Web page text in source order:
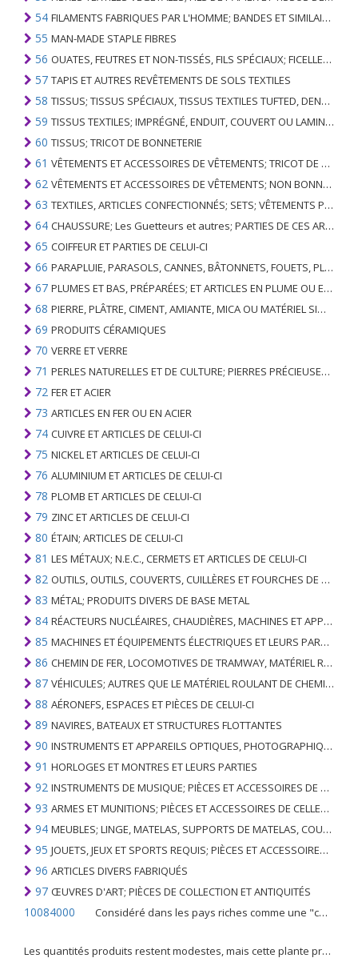
54 FILAMENTS FABRIQUES PAR L'HOMME; BANDES ET SIMILAIRES DE MATIERES TEXTILES SYNTHETIQUES
55 MAN-MADE STAPLE FIBRES
56 OUATES, FEUTRES ET NON-TISSÉS, FILS SPÉCIAUX; FICELLES, CORDES, CORDES, CÂBLES ET ARTICLES ASSOCIÉS
57 TAPIS ET AUTRES REVÊTEMENTS DE SOLS TEXTILES
58 TISSUS; TISSUS SPÉCIAUX, TISSUS TEXTILES TUFTED, DENTELLE, TAPISSERIES, GARNITURES, BRODERIES
59 TISSUS TEXTILES; IMPRÉGNÉ, ENDUIT, COUVERT OU LAMINÉ; ARTICLES TEXTILES D'UN TYPE ADAPTÉ À L'USAGE INDUSTRIEL
60 TISSUS; TRICOT DE BONNETERIE
61 VÊTEMENTS ET ACCESSOIRES DE VÊTEMENTS; TRICOT DE BONNETERIE
62 VÊTEMENTS ET ACCESSOIRES DE VÊTEMENTS; NON BONNETERIE
63 TEXTILES, ARTICLES CONFECTIONNÉS; SETS; VÊTEMENTS PORTÉS ET ARTICLES TEXTILES USÉS; RAGS
64 CHAUSSURE; Les Guetteurs et autres; PARTIES DE CES ARTICLES
65 COIFFEUR ET PARTIES DE CELUI-CI
66 PARAPLUIE, PARASOLS, CANNES, BÂTONNETS, FOUETS, PLANTES DE CONDUITE; ET LEURS PARTIES
67 PLUMES ET BAS, PRÉPARÉES; ET ARTICLES EN PLUME OU EN BAS; FLEURS ARTIFICIELLES; ARTICLES DE CHEVEUX HUMAINS
68 PIERRE, PLÂTRE, CIMENT, AMIANTE, MICA OU MATÉRIEL SIMILAIRE; ARTICLES DE CELUI-CI
69 PRODUITS CÉRAMIQUES
70 VERRE ET VERRE
71 PERLES NATURELLES ET DE CULTURE; PIERRES PRÉCIEUSES, SEMI-PRÉCIEUSES; MÉTAUX PRÉCIEUX, PLAQUÉS OU DOUBLÉS DE MÉTAUX PRÉCIEUX ET OUVRAGES EN CES MATIÈRES; IMITATION BIJOUTERIE; PIÈCE DE MONNAIE
72 FER ET ACIER
73 ARTICLES EN FER OU EN ACIER
74 CUIVRE ET ARTICLES DE CELUI-CI
75 NICKEL ET ARTICLES DE CELUI-CI
76 ALUMINIUM ET ARTICLES DE CELUI-CI
78 PLOMB ET ARTICLES DE CELUI-CI
79 ZINC ET ARTICLES DE CELUI-CI
80 ÉTAIN; ARTICLES DE CELUI-CI
81 LES MÉTAUX; N.E.C., CERMETS ET ARTICLES DE CELUI-CI
82 OUTILS, OUTILS, COUVERTS, CUILLÈRES ET FOURCHES DE MÉTAUX DE BASE; PARTIES DE CELLES-CI, EN METAL DE BASE
83 MÉTAL; PRODUITS DIVERS DE BASE METAL
84 RÉACTEURS NUCLÉAIRES, CHAUDIÈRES, MACHINES ET APPAREILS MÉCANIQUES; PARTIES DE CELLES-CI
85 MACHINES ET ÉQUIPEMENTS ÉLECTRIQUES ET LEURS PARTIES; ENREGISTREURS ET REPRODUCTEURS SONORES; APPAREILS D'ENREGISTREMENT OU DE REPRODUCTION DES IMAGES ET DU SON EN TÉLÉVISION, PIÈCES ET ACCESSOIRES DE TELS ARTICLES
86 CHEMIN DE FER, LOCOMOTIVES DE TRAMWAY, MATÉRIEL ROULANT ET LEURS PARTIES; RACCORDS DE CHEMIN DE FER OU DE TRAMWAY ET RACCORDS ET PIÈCES DE CELLES-CI; ÉQUIPEMENT DE SIGNALISATION DE TRAFIC MÉCANIQUE (Y COMPRIS ÉLECTRO-MÉCANIQUE) DE TOUS TYPES
87 VÉHICULES; AUTRES QUE LE MATÉRIEL ROULANT DE CHEMIN DE FER OU DE TRAMWAY, ET LEURS PIÈCES ET ACCESSOIRES
88 AÉRONEFS, ESPACES ET PIÈCES DE CELUI-CI
89 NAVIRES, BATEAUX ET STRUCTURES FLOTTANTES
90 INSTRUMENTS ET APPAREILS OPTIQUES, PHOTOGRAPHIQUES, CINÉMATOGRAPHIQUES, DE MESURE, DE CONTRÔLE, DE MÉDECINE OU DE CHIRURGIE; PIÈCES ET ACCESSOIRES
91 HORLOGES ET MONTRES ET LEURS PARTIES
92 INSTRUMENTS DE MUSIQUE; PIÈCES ET ACCESSOIRES DE TELS ARTICLES
93 ARMES ET MUNITIONS; PIÈCES ET ACCESSOIRES DE CELLES-CI
94 MEUBLES; LINGE, MATELAS, SUPPORTS DE MATELAS, COUSSINS ET AMEUBLEMENT SIMILAIRE FARCI; LAMPES ET RACCORDS D'ÉCLAIRAGE, N.E.C .; SIGNES LUMINEUSES, PLAQUES DE NOMS LUMINEUSES ET SIMILAIRES; BÂTIMENTS PRÉFABRIQUÉS
95 JOUETS, JEUX ET SPORTS REQUIS; PIÈCES ET ACCESSOIRES DE CELLES-CI
96 ARTICLES DIVERS FABRIQUÉS
97 ŒUVRES D'ART; PIÈCES DE COLLECTION ET ANTIQUITÉS
10084000 Considéré dans les pays riches comme une "céréale mineure", le fonio blanc est une graminée de la famille des poaceae cultivée pour ses graines dans certaines régions d'Afrique.
Les quantités produits restent modestes, mais cette plante présente malgré tout de nombreuses qualités. Elle est utilisé dans l'alimentation humaine et entre dans la préparation de nombreuses recettes traditionnelles africaines comme le couscous, la bouillie, les boulettes, les beignets et même le pain.